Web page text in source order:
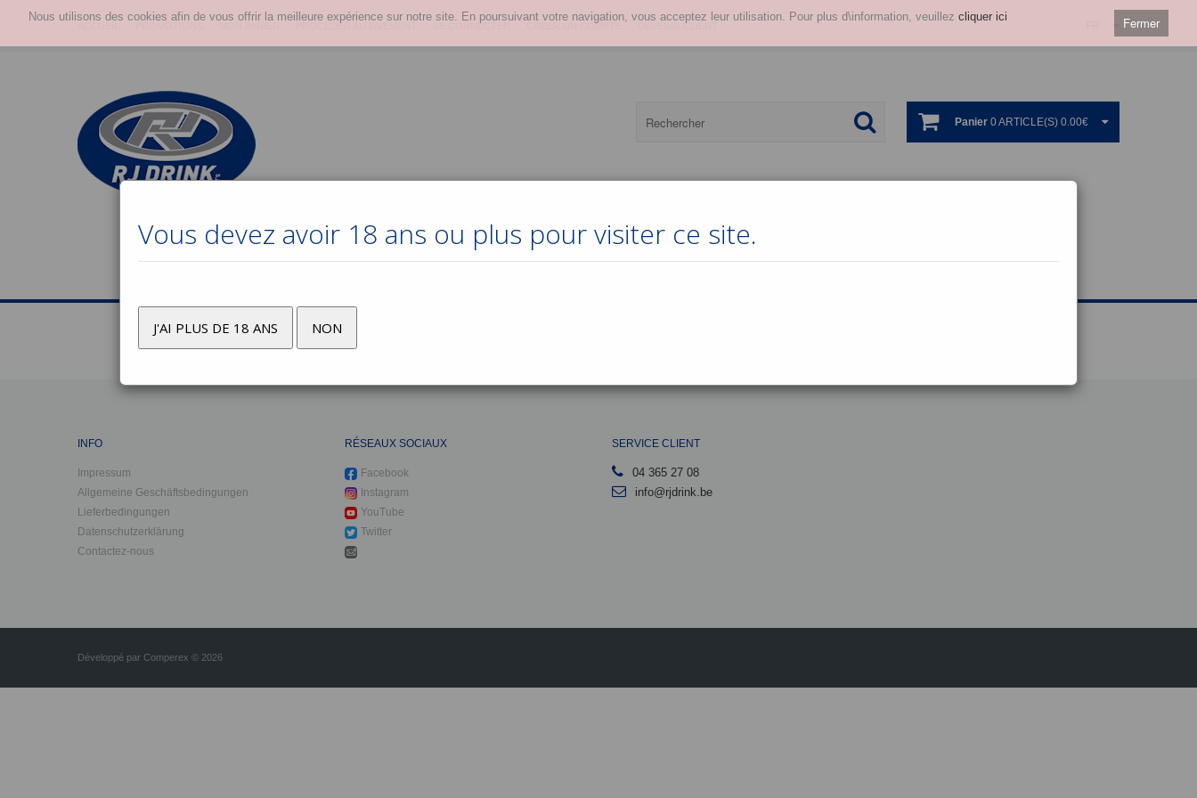
PROCÉDER AU PAIEMENT SE CONNECTER CRÉER UN COMPTE DEVENIR CLIENT
Panier 0 ARTICLE(S) 0.00€
Vous devez avoir 18 ans ou plus pour visiter ce site.
J'AI PLUS DE 18 ANS NON
INFO
Impressum
Allgemeine Geschäftsbedingungen
Lieferbedingungen
Datenschutzerklärung
Contactez-nous
RÉSEAUX SOCIAUX
Facebook
Instagram
YouTube
Twitter
SERVICE CLIENT
04 365 27 08
info@rjdrink.be
Développé par Comperex © 2026
Fermer
Nous utilisons des cookies afin de vous offrir la meilleure expérience sur notre site. En poursuivant votre navigation, vous acceptez leur utilisation. Pour plus d\information, veuillez cliquer ici